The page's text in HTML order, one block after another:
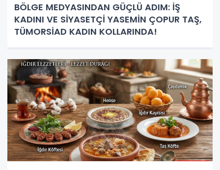
BÖLGE MEDYASINDAN GÜÇLÜ ADIM: İŞ
KADINI VE SİYASETÇİ YASEMİN ÇOPUR TAŞ,
TÜMORSİAD KADIN KOLLARINDA!